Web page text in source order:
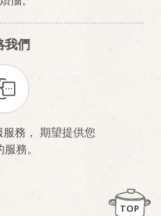
我們
務， 期望提供您
務。
TOP